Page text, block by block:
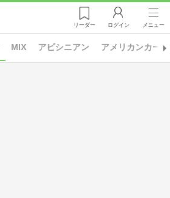
リーダー ログイン メニュー
MIX アビシニアン アメリカンカール